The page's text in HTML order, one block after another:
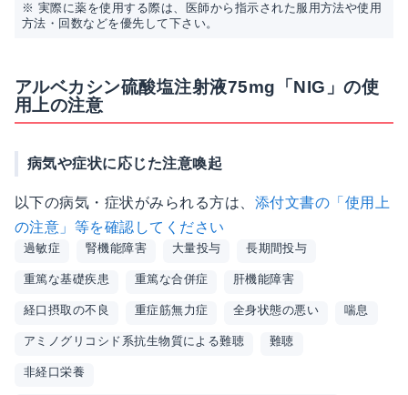
※ 実際に薬を使用する際は、医師から指示された服用方法や使用
方法・回数などを優先して下さい。
アルベカシン硫酸塩注射液75mg「NIG」の使
用上の注意
病気や症状に応じた注意喚起
以下の病気・症状がみられる方は、 添付文書の「使用上
の注意」等を確認してください
過敏症 腎機能障害 大量投与 長期間投与
重篤な基礎疾患 重篤な合併症 肝機能障害
経口摂取の不良 重症筋無力症 全身状態の悪い 喘息
アミノグリコシド系抗生物質による難聴 難聴
非経口栄養